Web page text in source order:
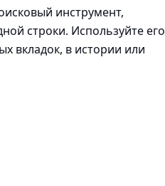
инструмент,
строки. Используйте его
вкладок, в истории или